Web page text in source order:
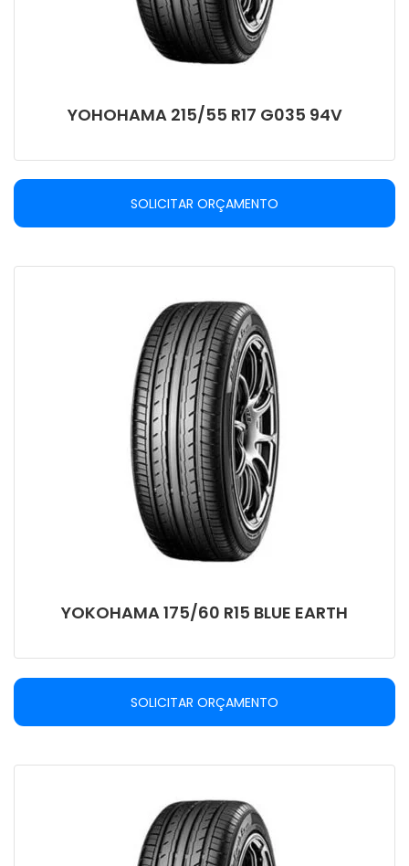
YOHOHAMA 215/55 R17 G035 94V
SOLICITAR ORÇAMENTO
YOKOHAMA 175/60 R15 BLUE EARTH
SOLICITAR ORÇAMENTO